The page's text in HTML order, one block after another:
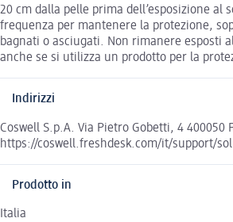
20 cm dalla pelle prima dell’esposizione al
frequenza per mantenere la protezione,
bagnati o asciugati. Non rimanere esposti
anche se si utilizza un prodotto per la
Indirizzi
Coswell S.p.A. Via Pietro Gobetti, 4 400050
https://coswell.freshdesk.com/it/support/
Prodotto in
Italia